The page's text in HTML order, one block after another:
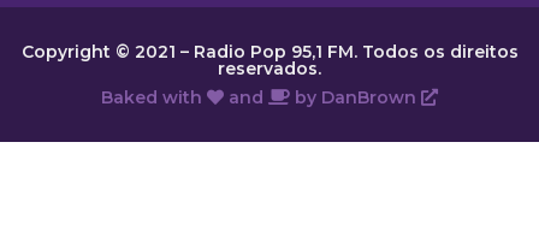
Copyright © 2021 – Radio Pop 95,1 FM. Todos os direitos
reservados.
Baked with
and by DanBrown